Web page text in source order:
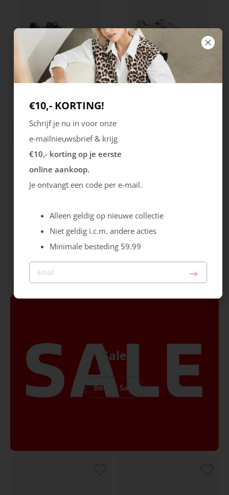
Helioform Helioform
Sneaker H
Helioform
Sneaker H
Sale
Bekijk Sale
€10,- KORTING!
Schrijf je nu in voor onze
e-mailnieuwsbrief & krijg
€10,- korting op je eerste
online aankoop.
Je ontvangt een code per e-mail.
Alleen geldig op nieuwe collectie
Niet geldig i.c.m. andere acties
Minimale besteding 59.99